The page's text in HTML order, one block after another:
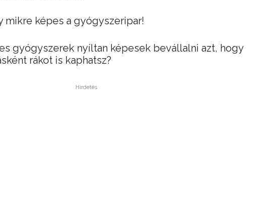
mikre képes a gyógyszeripar!
gyógyszerek nyíltan képesek bevállalni azt, hogy
rákot is kaphatsz?
Hirdetés